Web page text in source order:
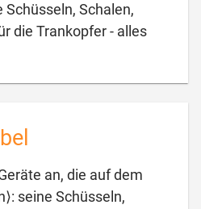
Schalen,
die Trankopfer - alles
an, die auf dem
seine Schüsseln,